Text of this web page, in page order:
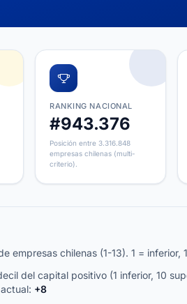
RANKING NACIONAL
#943.376
Posición entre 3.316.848
empresas chilenas (multi-
criterio).
empresas chilenas (1-13). 1 = inferior,
del capital positivo (1 inferior, 10
+8